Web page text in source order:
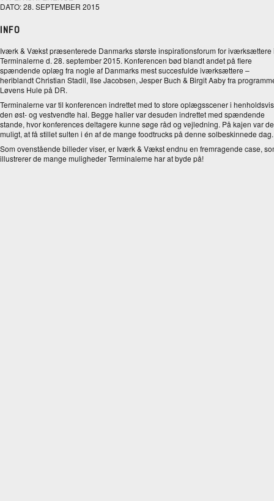
DATO: 28. SEPTEMBER 2015
INFO
Iværk & Vækst præsenterede Danmarks største inspirationsforum for iværksættere
Terminalerne d. 28. september 2015. Konferencen bød blandt andet på flere
spændende oplæg fra nogle af Danmarks mest succesfulde iværksættere –
heriblandt Christian Stadil, Ilse Jacobsen, Jesper Buch & Birgit Aaby fra
Løvens Hule på DR.
Terminalerne var til konferencen indrettet med to store oplægsscener i henholdsvis
den øst- og vestvendte hal. Begge haller var desuden indrettet med spændende
stande, hvor konferences deltagere kunne søge råd og vejledning. På kajen var
muligt, at få stillet sulten i én af de mange foodtrucks på denne solbeskinnede dag.
Som ovenstående billeder viser, er Iværk & Vækst endnu en fremragende case,
illustrerer de mange muligheder Terminalerne har at byde på!